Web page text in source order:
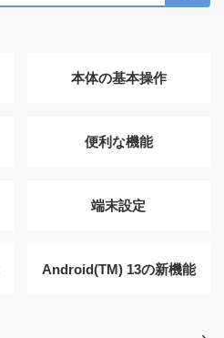
本体の基本操作
便利な機能
端末設定
Android(TM) 13の新機能